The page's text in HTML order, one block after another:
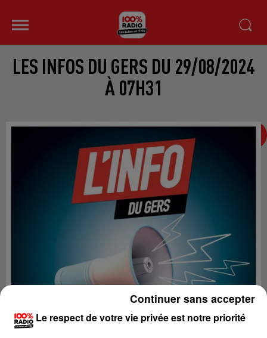
LES INFOS DU GERS DU 29/08/2024
À 07H31
Le respect de votre vie privée est notre priorité
Continuer sans accepter